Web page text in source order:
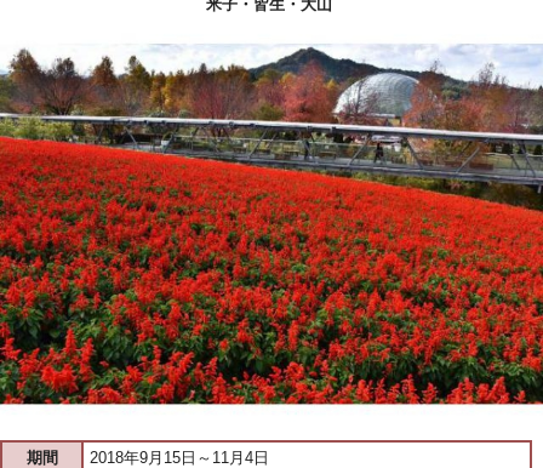
米子・皆生・大山
期間 2018年9月15日～11月4日